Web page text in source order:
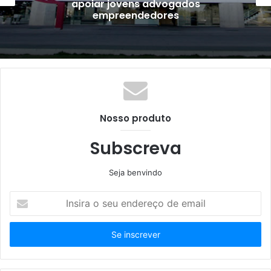
reforça
com os direitos
Nosso produto
Subscreva
Seja benvindo
seu
de
email